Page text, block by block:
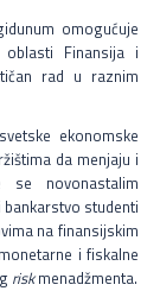
studentima
ustanove
pitanja
Kontakt
Srpski jezik
omogućuje
oblasti Finansija i
rad u raznim
ekonomske
da menjaju i
se novonastalim
studenti
na finansijskim
i fiskalne
riskmenadžmenta.